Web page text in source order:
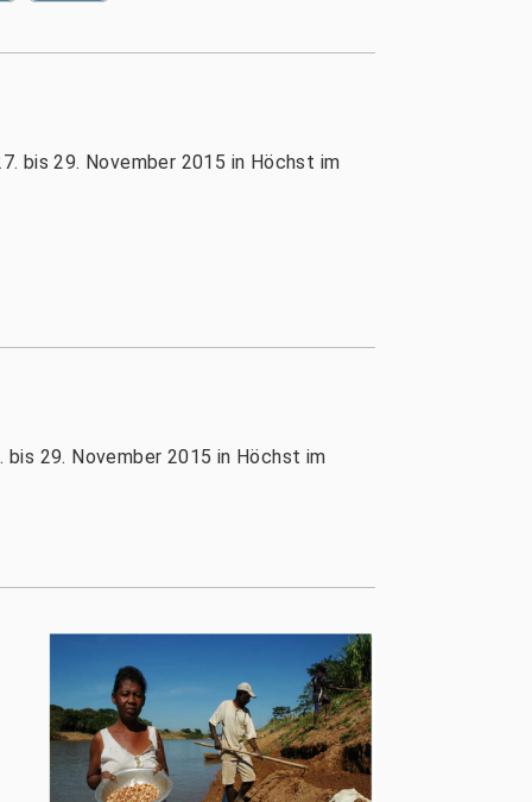
bis 29. November 2015 in Höchst im
29. November 2015 in Höchst im